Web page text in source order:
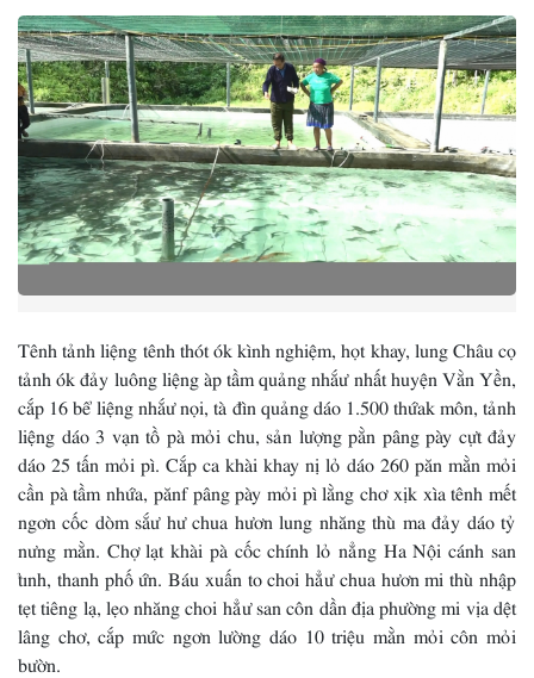
Tênh tảnh liệng tênh thót ók kình nghiệm, họt khay, lung Châu cọ
tảnh ók đảy luông liệng àp tầm quảng nhắư nhất huyện Vằn Yền,
cắp 16 bể liệng nhắư nọi, tà đìn quảng dáo 1.500 thứak môn, tảnh
liệng dáo 3 vạn tồ pà mỏi chu, sản lượng pằn pâng pày cựt đảy
dáo 25 tấn mỏi pì. Cắp ca khài khay nị lỏ dáo 260 păn mằn mỏi
cần pà tầm nhứa, pănf pâng pày mỏi pì lằng chơ xịk xìa tênh mết
ngơn cốc dòm sắư hư chua hươn lung nhăng thù ma đảy dáo tỷ
nưng mằn. Chợ lạt khài pà cốc chính lỏ nẳng Ha Nội cánh san
tỉnh, thanh phố ứn. Báu xuấn to choi hẳư chua hươn mi thù nhập
tẹt tiêng lạ, lẹo nhăng choi hẳư san côn dần địa phường mi vịa dệt
lâng chơ, cắp mức ngơn lường dáo 10 triệu mằn mỏi côn mỏi
bườn.